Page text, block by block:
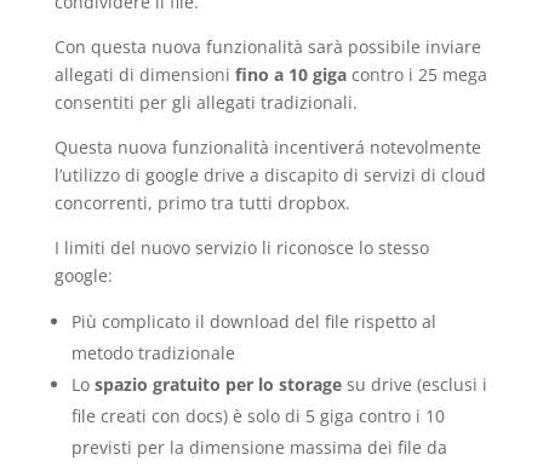
Con questa nuova funzionalità sarà possibile inviare
allegati di dimensioni fino a 10 gigacontro i 25 mega
consentiti per gli allegati tradizionali.
Questa nuova funzionalità incentiverá notevolmente
l’utilizzo di google drive a discapito di servizi di cloud
concorrenti, primo tra tutti dropbox.
I limiti del nuovo servizio li riconosce lo stesso
google:
Più complicato il download del file rispetto al
metodo tradizionale
Lo spazio gratuito per lo storagesu drive (esclusi i
file creati con docs) è solo di 5 giga contro i 10
previsti per la dimensione massima dei file da